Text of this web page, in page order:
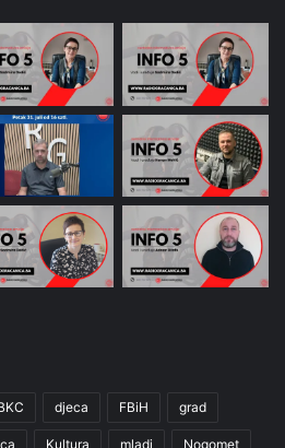
djeca FBiH grad
Kultura mladi Nogomet